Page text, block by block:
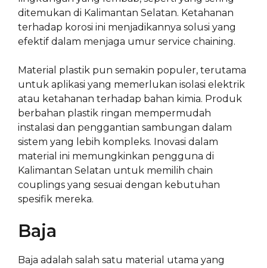
ditemukan di Kalimantan Selatan. Ketahanan
terhadap korosi ini menjadikannya solusi yang
efektif dalam menjaga umur service chaining.
Material plastik pun semakin populer, terutama
untuk aplikasi yang memerlukan isolasi elektrik
atau ketahanan terhadap bahan kimia. Produk
berbahan plastik ringan mempermudah
instalasi dan penggantian sambungan dalam
sistem yang lebih kompleks. Inovasi dalam
material ini memungkinkan pengguna di
Kalimantan Selatan untuk memilih chain
couplings yang sesuai dengan kebutuhan
spesifik mereka.
Baja
Baja adalah salah satu material utama yang